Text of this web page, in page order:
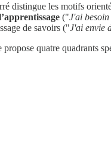
distingue les motifs
("J'ai
de savoirs ("J'ai envie
quatre quadrants